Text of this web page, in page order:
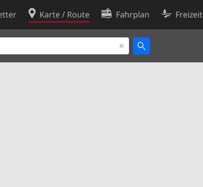
Karte / Route Fahrplan Freizeit
Cookie-Richtlinie
Cookie-Einstellungen